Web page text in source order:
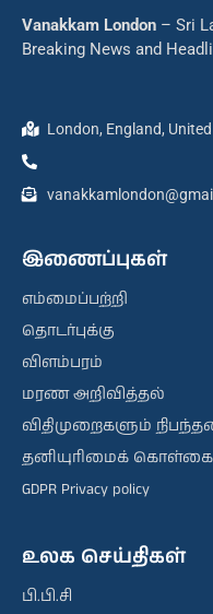
Vanakkam London – Sri
Breaking News and
London, England,
இணைப்புகள்
எம்மைப்பற்றி
தொடர்புக்கு
விளம்பரம்
மரண அறிவித்தல்
விதிமுறைகளும்
தனியுரிமைக் கொள்கை
GDPR Privacy policy
உலக செய்திகள்
பி.பி.சி